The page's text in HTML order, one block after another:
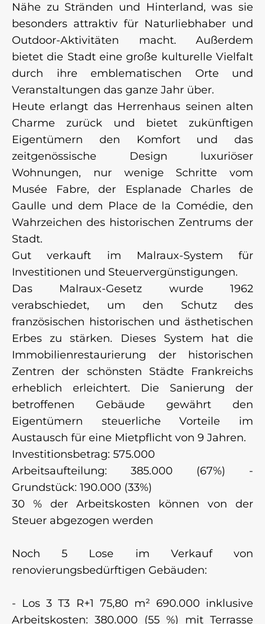
Nähe zu Stränden und Hinterland, was sie
besonders attraktiv für Naturliebhaber und
Outdoor-Aktivitäten macht. Außerdem
bietet die Stadt eine große kulturelle Vielfalt
durch ihre emblematischen Orte und
Veranstaltungen das ganze Jahr über.
Heute erlangt das Herrenhaus seinen alten
Charme zurück und bietet zukünftigen
Eigentümern den Komfort und das
zeitgenössische Design luxuriöser
Wohnungen, nur wenige Schritte vom
Musée Fabre, der Esplanade Charles de
Gaulle und dem Place de la Comédie, den
Wahrzeichen des historischen Zentrums der
Stadt.
Gut verkauft im Malraux-System für
Investitionen und Steuervergünstigungen.
Das Malraux-Gesetz wurde 1962
verabschiedet, um den Schutz des
französischen historischen und ästhetischen
Erbes zu stärken. Dieses System hat die
Immobilienrestaurierung der historischen
Zentren der schönsten Städte Frankreichs
erheblich erleichtert. Die Sanierung der
betroffenen Gebäude gewährt den
Eigentümern steuerliche Vorteile im
Austausch für eine Mietpflicht von 9 Jahren.
Investitionsbetrag: 575.000
Arbeitsaufteilung: 385.000 (67%) -
Grundstück: 190.000 (33%)
30 % der Arbeitskosten können von der
Steuer abgezogen werden
Noch 5 Lose im Verkauf von
renovierungsbedürftigen Gebäuden:
- Los 3 T3 R+1 75,80 m² 690.000 inklusive
Arbeitskosten: 380.000 (55 %) mit Terrasse